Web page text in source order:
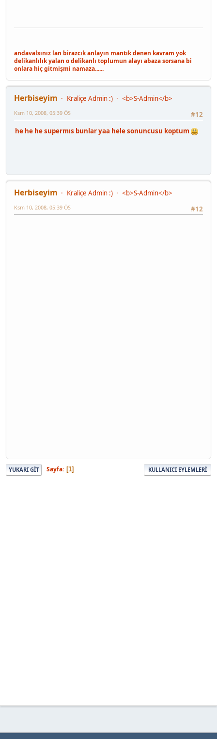
andavalsınız lan birazcık anlayın mantık denen kavram yok
delikanlılık yalan o delikanlı toplumun alayı abaza sorsana bi
onlara hiç gitmişmi namaza......
Herbiseyim Kraliçe Admin :)
<b>S-Admin</b>
#12
Ksm 10, 2008, 05:39 ÖS
he he he supermıs bunlar yaa hele sonuncusu koptum
Herbiseyim Kraliçe Admin :)
<b>S-Admin</b>
#12
Ksm 10, 2008, 05:39 ÖS
YUKARI GIT Sayfa 1 KULLANICI EYLEMLERI